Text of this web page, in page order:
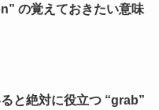
の覚えておきたい意味
と絶対に役立つ “grab”